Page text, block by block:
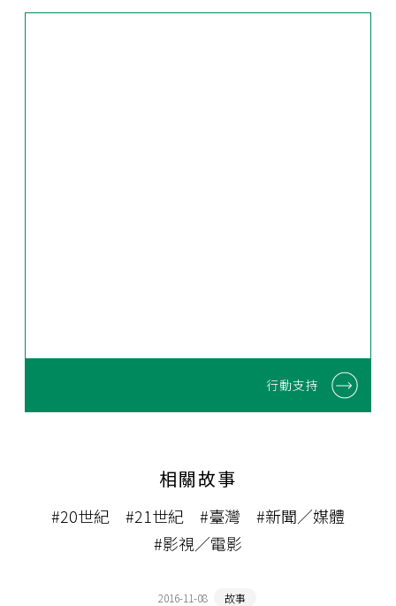
行動支持
相關故事
#20世紀 #21世紀 #臺灣
#新聞／媒體
#影視／電影
2016-11-08 故事